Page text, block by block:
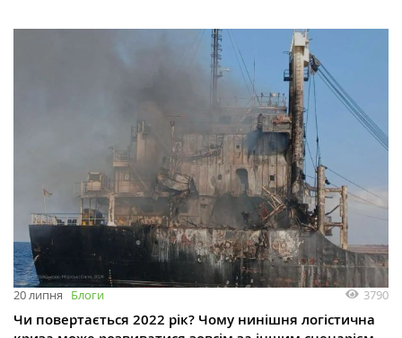
20 липня Блоги 3790
Чи повертається 2022 рік? Чому нинішня логістична